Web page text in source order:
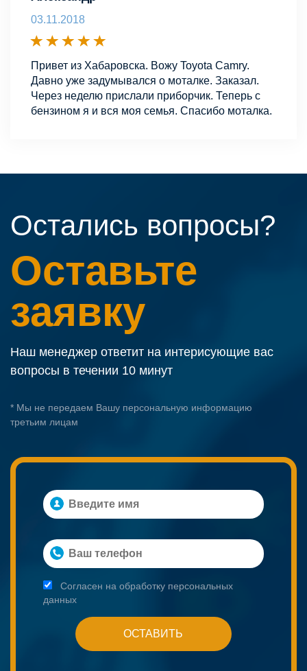
03.11.2018
Привет из Хабаровска. Вожу Toyota Camry.
Давно уже задумывался о моталке. Заказал.
Через неделю прислали приборчик. Теперь с
бензином я и вся моя семья. Спасибо моталка.
Остались вопросы?
Оставьте
заявку
Наш менеджер ответит на интерисующие вас
вопросы в течении 10 минут
* Мы не передаем Вашу персональную информацию
третьим лицам
Согласен на обработку персональных
данных